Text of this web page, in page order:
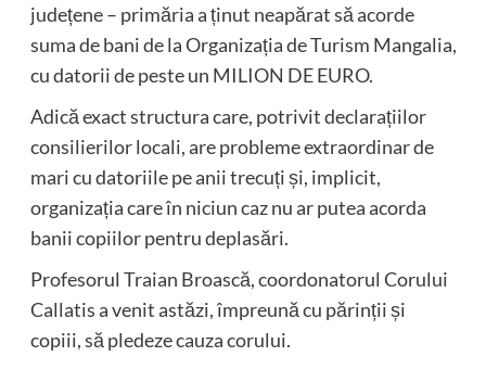
județene – primăria a ținut neapărat să acorde
suma de bani de la Organizația de Turism Mangalia,
cu datorii de peste un MILION DE EURO.
Adică exact structura care, potrivit declarațiilor
consilierilor locali, are probleme extraordinar de
mari cu datoriile pe anii trecuți și, implicit,
organizația care în niciun caz nu ar putea acorda
banii copiilor pentru deplasări.
Profesorul Traian Broască, coordonatorul Corului
Callatis a venit astăzi, împreună cu părinții și
copiii, să pledeze cauza corului.